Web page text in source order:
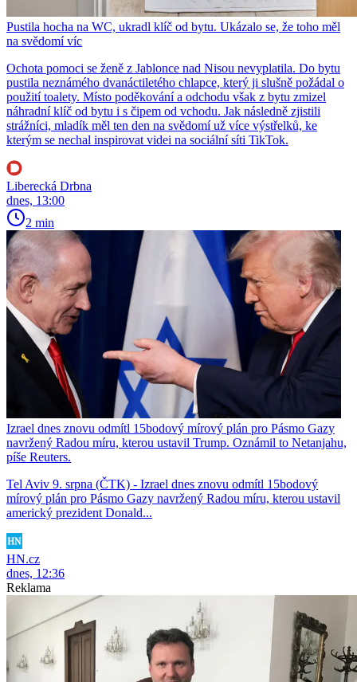
Pustila hocha na WC, ukradl klíč od bytu. Ukázalo se, že toho měl
na svědomí víc
Ochota pomoci se ženě z Jablonce nad Nisou nevyplatila. Do bytu
pustila neznámého dvanáctiletého chlapce, který ji slušně požádal o
použití toalety. Místo poděkování a odchodu však z bytu zmizel
náhradní klíč od bytu i s čipem od vchodu. Jak následně zjistili
strážníci, mladík měl ten den na svědomí už více výstřelků, ke
kterým se nechal inspirovat videi na sociální síti TikTok.
Liberecká Drbna
dnes, 13:00
2 min
Izrael dnes znovu odmítl 15bodový mírový plán pro Pásmo Gazy
navržený Radou míru, kterou ustavil Trump. Oznámil to Netanjahu,
píše Reuters.
Tel Aviv 9. srpna (ČTK) - Izrael dnes znovu odmítl 15bodový
mírový plán pro Pásmo Gazy navržený Radou míru, kterou ustavil
americký prezident Donald...
HN.cz
dnes, 12:36
Reklama